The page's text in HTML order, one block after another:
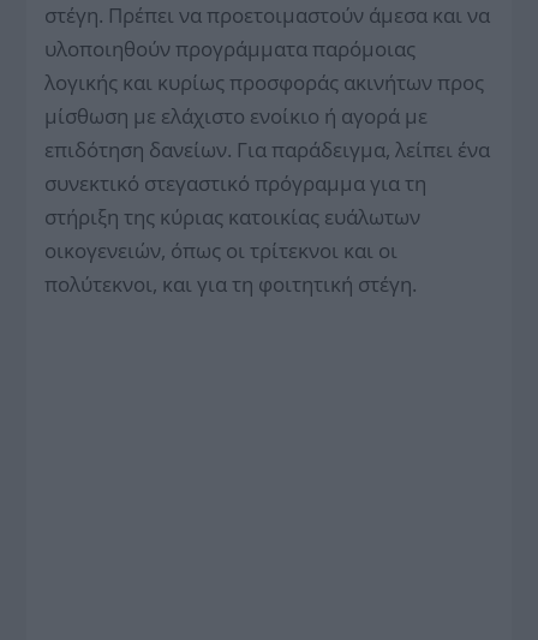
στέγη. Πρέπει να προετοιμαστούν άμεσα και να
υλοποιηθούν προγράμματα παρόμοιας
λογικής και κυρίως προσφοράς ακινήτων προς
μίσθωση με ελάχιστο ενοίκιο ή αγορά με
επιδότηση δανείων. Για παράδειγμα, λείπει ένα
συνεκτικό στεγαστικό πρόγραμμα για τη
στήριξη της κύριας κατοικίας ευάλωτων
οικογενειών, όπως οι τρίτεκνοι και οι
πολύτεκνοι, και για τη φοιτητική στέγη.